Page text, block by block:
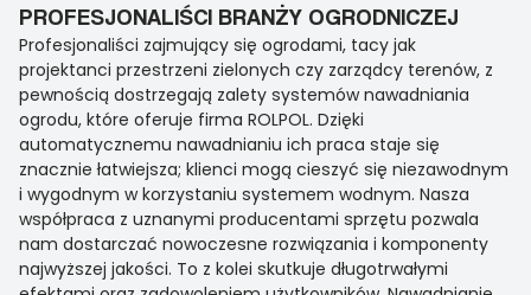
PROFESJONALIŚCI BRANŻY OGRODNICZEJ
Profesjonaliści zajmujący się ogrodami, tacy jak
projektanci przestrzeni zielonych czy zarządcy terenów, z
pewnością dostrzegają zalety systemów nawadniania
ogrodu, które oferuje firma ROLPOL. Dzięki
automatycznemu nawadnianiu ich praca staje się
znacznie łatwiejsza; klienci mogą cieszyć się niezawodnym
i wygodnym w korzystaniu systemem wodnym. Nasza
współpraca z uznanymi producentami sprzętu pozwala
nam dostarczać nowoczesne rozwiązania i komponenty
najwyższej jakości. To z kolei skutkuje długotrwałymi